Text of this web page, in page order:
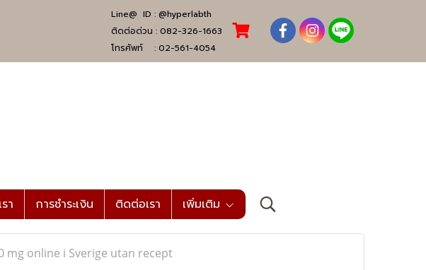
Line@ ID : @hyperlabth
ติดต่อด่วน : 082-326-1663
โทรศัพท์ : 02-561-4054
า การชำระเงิน ติดต่อเรา เพิ่มเติม
mg online i Sverige utan recept